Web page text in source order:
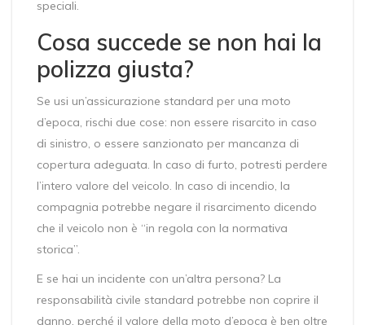
speciali.
Cosa succede se non hai la
polizza giusta?
Se usi un’assicurazione standard per una moto
d’epoca, rischi due cose: non essere risarcito in caso
di sinistro, o essere sanzionato per mancanza di
copertura adeguata. In caso di furto, potresti perdere
l’intero valore del veicolo. In caso di incendio, la
compagnia potrebbe negare il risarcimento dicendo
che il veicolo non è “in regola con la normativa
storica”.
E se hai un incidente con un’altra persona? La
responsabilità civile standard potrebbe non coprire il
danno, perché il valore della moto d’epoca è ben oltre